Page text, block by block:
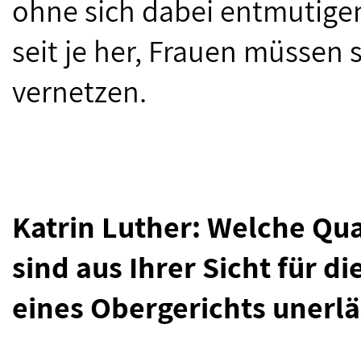
ohne sich dabei
seit je her, Frauen
vernetzen.
Katrin Luther: Welche
sind aus Ihrer Sicht für
eines Obergerichts